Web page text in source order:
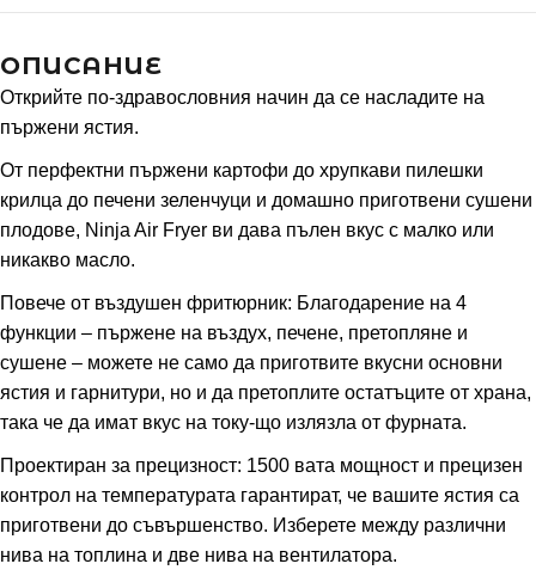
ОПИСАНИЕ
Открийте по-здравословния начин да се насладите на
пържени ястия.
От перфектни пържени картофи до хрупкави пилешки
крилца до печени зеленчуци и домашно приготвени сушени
плодове, Ninja Air Fryer ви дава пълен вкус с малко или
никакво масло.
Повече от въздушен фритюрник: Благодарение на 4
функции – пържене на въздух, печене, претопляне и
сушене – можете не само да приготвите вкусни основни
ястия и гарнитури, но и да претоплите остатъците от храна,
така че да имат вкус на току-що излязла от фурната.
Проектиран за прецизност: 1500 вата мощност и прецизен
контрол на температурата гарантират, че вашите ястия са
приготвени до съвършенство. Изберете между различни
нива на топлина и две нива на вентилатора.